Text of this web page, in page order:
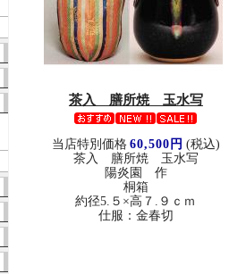
茶入 膳所焼 玉水写
当店特別価格 60,500円 (税込)
茶入 膳所焼 玉水写
陽炎園 作
桐箱
約径5.５×高７.９ｃｍ
仕服：金春切